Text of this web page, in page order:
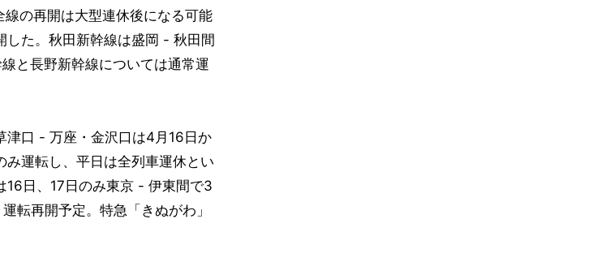
の再開は大型連休後になる可能
した。秋田新幹線は盛岡 - 秋田間
と長野新幹線については通常運
津口 - 万座・金沢口は4月16日か
み運転し、平日は全列車運休とい
16日、17日のみ東京 - 伊東間で3
転再開予定。特急「きぬがわ」